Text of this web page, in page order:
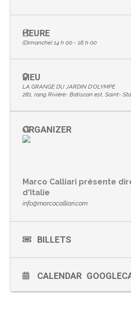
HEURE
(Dimanche) 14 h 00 - 16 h 00
LIEU
LA GRANGE DU JARDIN D'OLYMPE
281, rang Rivière- Batiscan est, Saint-
ORGANIZER
Marco Calliari présente
d'Italie
info@marcocalliari.com
BILLETS
CALENDAR